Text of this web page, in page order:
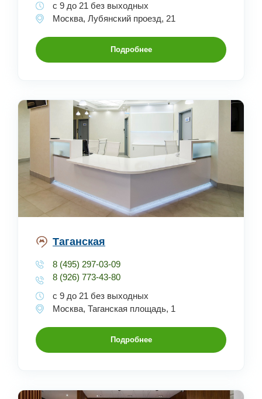
с 9 до 21 без выходных
Москва, Лубянский проезд, 21
Подробнее
Таганская
8 (495) 297-03-09
8 (926) 773-43-80
с 9 до 21 без выходных
Москва, Таганская площадь, 1
Подробнее